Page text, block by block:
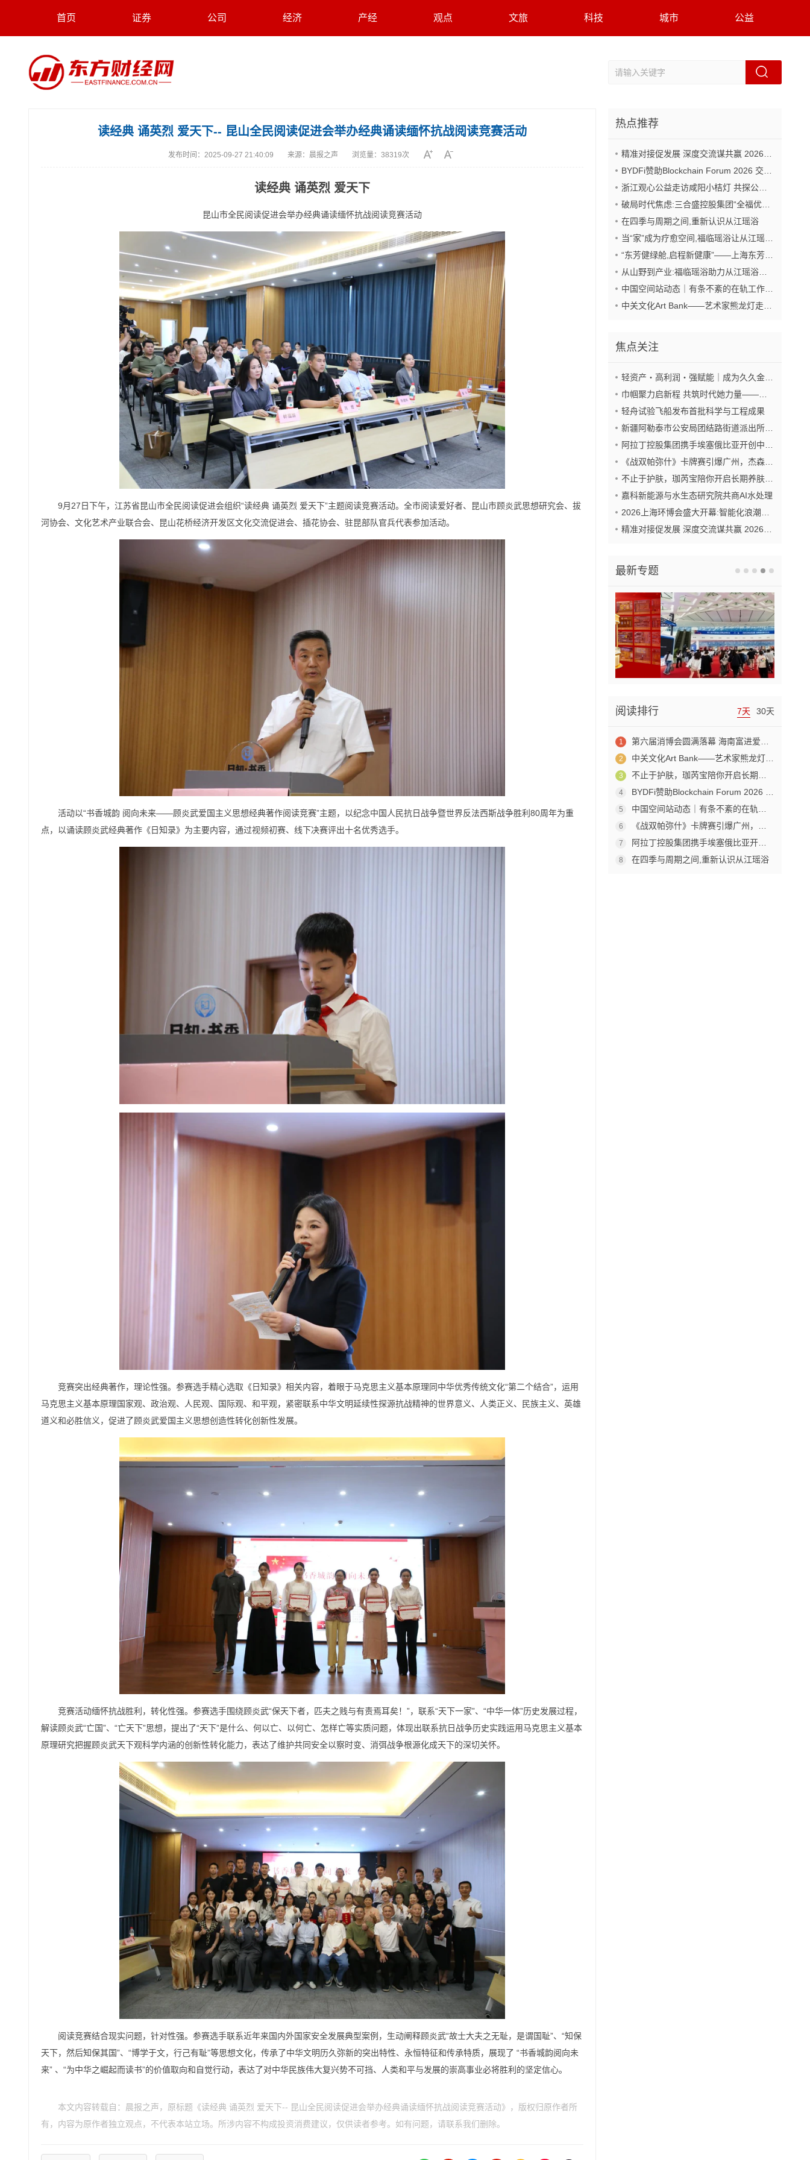
首页 证券 公司 经济 产经 观点 文旅 科技 城市 公益
读经典 诵英烈 爱天下-- 昆山全民阅读促进会举办经典诵读缅怀抗战阅读竞赛活动
发布时间： 2025-09-27 21:40:09 来源： 晨报之声 浏览量： 38319次
读经典 诵英烈 爱天下
昆山市全民阅读促进会举办经典诵读缅怀抗战阅读竞赛活动
9月27日下午，江苏省昆山市全民阅读促进会组织“读经典 诵英烈 爱天下”主题阅读竞赛活动。全市阅读爱好者、昆山市顾炎武思想研究会、拔
河协会、文化艺术产业联合会、昆山花桥经济开发区文化交流促进会、插花协会、驻昆部队官兵代表参加活动。
活动以“书香城韵 阅向未来——顾炎武爱国主义思想经典著作阅读竞赛”主题，以纪念中国人民抗日战争暨世界反法西斯战争胜利80周年为重
点，以诵读顾炎武经典著作《日知录》为主要内容，通过视频初赛、线下决赛评出十名优秀选手。
竞赛突出经典著作，理论性强。参赛选手精心选取《日知录》相关内容，着眼于马克思主义基本原理同中华优秀传统文化“第二个结合”，运用
马克思主义基本原理国家观、政治观、人民观、国际观、和平观，紧密联系中华文明延续性探源抗战精神的世界意义、人类正义、民族主义、英雄
道义和必胜信义，促进了顾炎武爱国主义思想创造性转化创新性发展。
竞赛活动缅怀抗战胜利，转化性强。参赛选手围绕顾炎武“保天下者，匹夫之贱与有责焉耳矣！”，联系“天下一家”、“中华一体”历史发展过程，
解读顾炎武“亡国”、“亡天下”思想，提出了“天下”是什么、何以亡、以何亡、怎样亡等实质问题，体现出联系抗日战争历史实践运用马克思主义基本
原理研究把握顾炎武天下观科学内涵的创新性转化能力，表达了维护共同安全以察时变、消弭战争根源化成天下的深切关怀。
阅读竞赛结合现实问题，针对性强。参赛选手联系近年来国内外国家安全发展典型案例，生动阐释顾炎武“故士大夫之无耻，是谓国耻”、“知保
天下，然后知保其国”、“博学于文，行己有耻”等思想文化，传承了中华文明历久弥新的突出特性、永恒特征和传承特质，展现了 “书香城韵阅向未
来” 、“为中华之崛起而读书”的价值取向和自觉行动，表达了对中华民族伟大复兴势不可挡、人类和平与发展的崇高事业必将胜利的坚定信心。
本文内容转载自：晨报之声，原标题《读经典 诵英烈 爱天下-- 昆山全民阅读促进会举办经典诵读缅怀抗战阅读竞赛活动》，版权归原作者所
有，内容为原作者独立观点，不代表本站立场。所涉内容不构成投资消费建议，仅供读者参考。如有问题，请联系我们删除。
热点推荐
在四季与周期之间,重新认识从江瑶浴
焦点关注
轻舟试验飞船发布首批科学与工程成果
嘉科新能源与水生态研究院共商AI水处理
最新专题
阅读排行 7天 30天
1 第六届消博会圆满落幕 海南富进爱科合成生物成果赋能生物制造产业新发展
2 中关文化Art Bank——艺术家熊龙灯走进兴业银行北京开发区私行
3 不止于护肤，珈芮宝陪你开启长期养肤之旅
4 BYDFi赞助Blockchain Forum 2026 交流Web3与AI生态
5 中国空间站动态｜有条不紊的在轨工作日常
6 《战双帕弥什》卡牌赛引爆广州，杰森娱乐构建原创TCG赛事生态
7 阿拉丁控股集团携手埃塞俄比亚开创中非工业农业合作新篇章
8 在四季与周期之间,重新认识从江瑶浴